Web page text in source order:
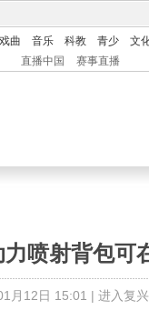
戏曲 音乐 科教 青少 文
直播中国 赛事直播
力喷射背包可
月12日 15:01 | 进入复